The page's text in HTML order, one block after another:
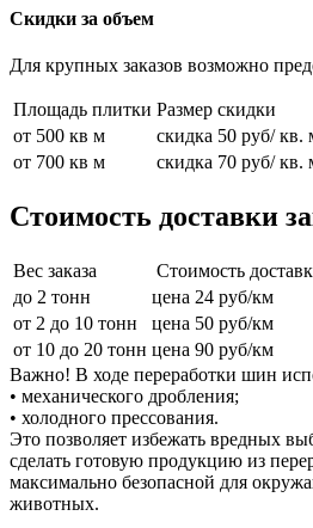
Скидки за объем
Для крупных заказов возможно
Площадь плитки Размер скидки
от 500 кв м
скидка 50 руб/ кв.
от 700 кв м
скидка 70 руб/ кв.
Стоимость доставки
Вес заказа
Стоимость
до 2 тонн
цена 24 руб/км
от 2 до 10 тонн
цена 50 руб/км
от 10 до 20 тонн цена 90 руб/км
Важно! В ходе переработки шин
• механического дробления;
• холодного прессования.
Это позволяет избежать вредных
сделать готовую продукцию из
максимально безопасной для
животных.